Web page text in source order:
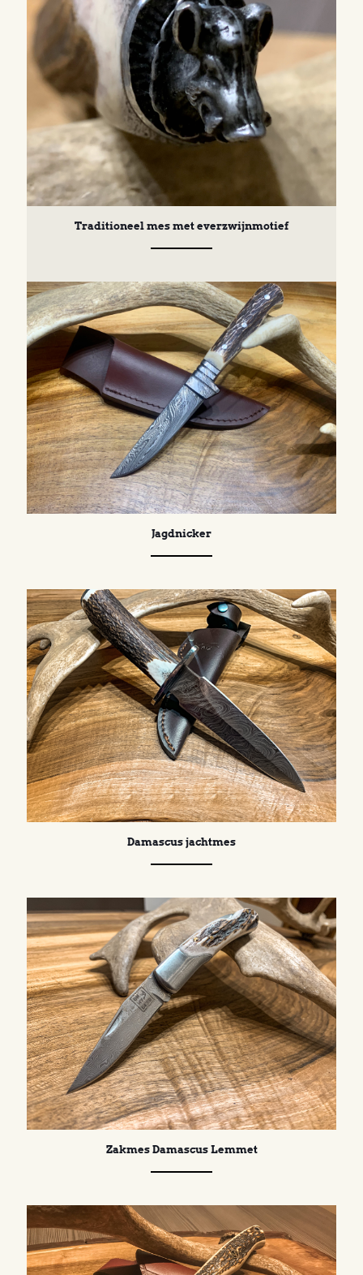
Traditioneel mes met everzwijnmotief
Jagdnicker
Damascus jachtmes
Zakmes Damascus Lemmet